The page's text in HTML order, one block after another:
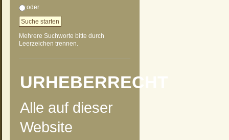
oder
Mehrere Suchworte bitte durch
Leerzeichen trennen.
URHEBERRECHT
Alle auf dieser
Website